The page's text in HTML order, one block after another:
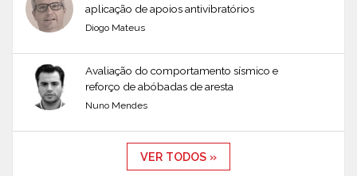
aplicação de apoios antivibratórios
Diogo Mateus
Avaliação do comportamento sísmico e
reforço de abóbadas de aresta
Nuno Mendes
VER TODOS »